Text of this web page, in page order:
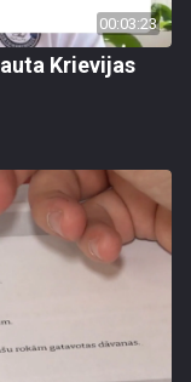
00:03:23
Krievijas